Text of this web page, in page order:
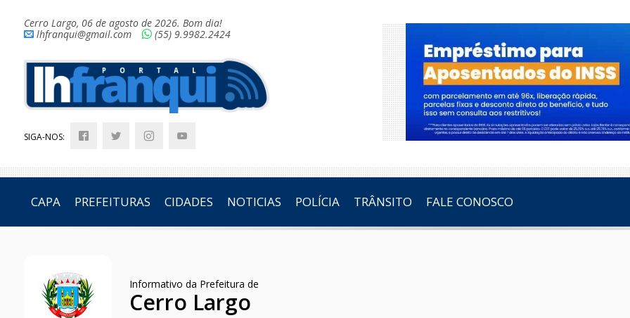
Cerro Largo, 06 de agosto de 2026. Bom dia!
lhfranqui@gmail.com
(55) 9.9982.2424
SIGA-NOS:
CAPA PREFEITURAS CIDADES NOTICIAS POLÍCIA TRÂNSITO FALE CONOSCO
Informativo da Prefeitura de
Cerro Largo